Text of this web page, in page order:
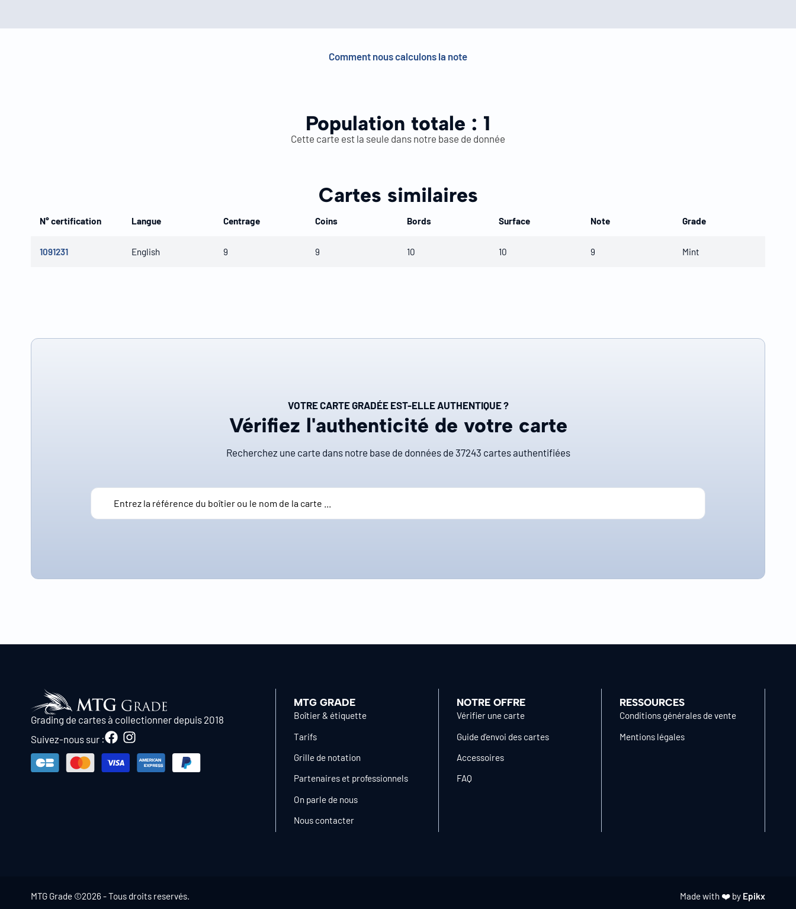
Comment nous calculons la note
Population totale : 1
Cette carte est la seule dans notre base de donnée
Cartes similaires
N° certification Langue Centrage Coins Bords Surface Note Grade
1091231 English 9 9 10 10 9 Mint
VOTRE CARTE GRADÉE EST-ELLE AUTHENTIQUE ?
Vérifiez l'authenticité de votre carte
Recherchez une carte dans notre base de données de 37243 cartes authentifiées
Grading de cartes à collectionner depuis 2018
Suivez-nous sur :
MTG GRADE
Boîtier & étiquette
Tarifs
Grille de notation
Partenaires et professionnels
On parle de nous
Nous contacter
NOTRE OFFRE
Vérifier une carte
Guide d’envoi des cartes
Accessoires
FAQ
RESSOURCES
Conditions générales de vente
Mentions légales
MTG Grade ©2026 - Tous droits reservés. Made with ❤️ by Epikx